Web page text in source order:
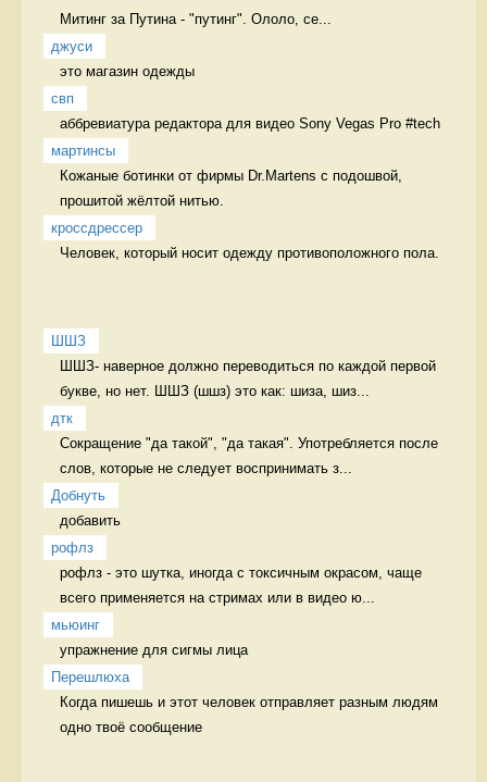
Митинг за Путина - "путинг". Ололо, се...
джуси
это магазин одежды
свп
аббревиатура редактора для видео Sony Vegas Pro #tech
мартинсы
Кожаные ботинки от фирмы Dr.Martens с подошвой,
прошитой жёлтой нитью.
кроссдрессер
Человек, который носит одежду противоположного пола.
ШШЗ
ШШЗ- наверное должно переводиться по каждой первой
букве, но нет. ШШЗ (шшз) это как: шиза, шиз...
дтк
Сокращение "да такой", "да такая". Употребляется после
слов, которые не следует воспринимать з...
Добнуть
добавить
рофлз
рофлз - это шутка, иногда с токсичным окрасом, чаще
всего применяется на стримах или в видео ю...
мьюинг
упражнение для сигмы лица
Перешлюха
Когда пишешь и этот человек отправляет разным людям
одно твоё сообщение